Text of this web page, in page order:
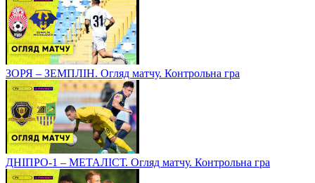
ЗОРЯ – ЗЕМПЛІН. Огляд матчу. Контрольна гра
ДНІПРО-1 – МЕТАЛІСТ. Огляд матчу. Контрольна гра